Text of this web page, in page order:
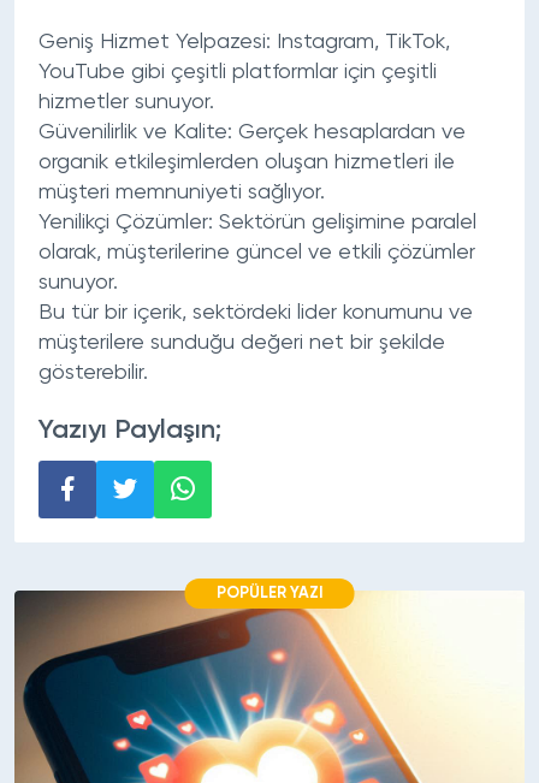
Geniş Hizmet Yelpazesi: Instagram, TikTok,
YouTube gibi çeşitli platformlar için çeşitli
hizmetler sunuyor.
Güvenilirlik ve Kalite: Gerçek hesaplardan ve
organik etkileşimlerden oluşan hizmetleri ile
müşteri memnuniyeti sağlıyor.
Yenilikçi Çözümler: Sektörün gelişimine paralel
olarak, müşterilerine güncel ve etkili çözümler
sunuyor.
Bu tür bir içerik, sektördeki lider konumunu ve
müşterilere sunduğu değeri net bir şekilde
gösterebilir.
Yazıyı Paylaşın;
POPÜLER YAZI